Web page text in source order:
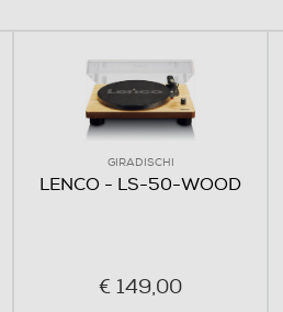
GIRADISCHI
LENCO - LS-50-WOOD
€ 149,00